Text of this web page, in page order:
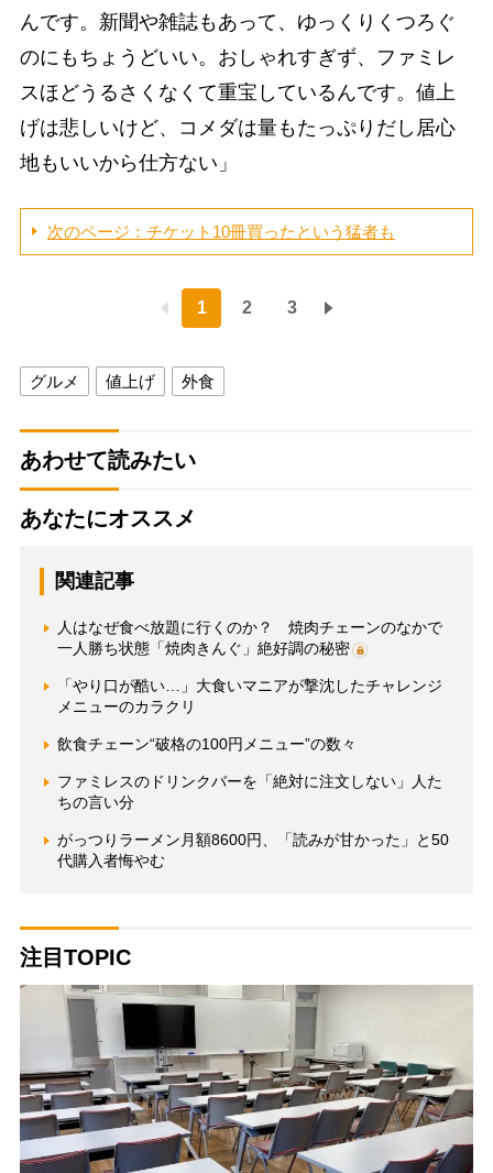
んです。新聞や雑誌もあって、ゆっくりくつろぐ
のにもちょうどいい。おしゃれすぎず、ファミレ
スほどうるさくなくて重宝しているんです。値上
げは悲しいけど、コメダは量もたっぷりだし居心
地もいいから仕方ない」
次のページ：チケット10冊買ったという猛者も
1 2 3
グルメ 値上げ 外食
あわせて読みたい
あなたにオススメ
関連記事
人はなぜ食べ放題に行くのか？ 焼肉チェーンのなかで
一人勝ち状態「焼肉きんぐ」絶好調の秘密
「やり口が酷い…」大食いマニアが撃沈したチャレンジ
メニューのカラクリ
飲食チェーン“破格の100円メニュー”の数々
ファミレスのドリンクバーを「絶対に注文しない」人た
ちの言い分
がっつりラーメン月額8600円、「読みが甘かった」と50
代購入者悔やむ
注目TOPIC